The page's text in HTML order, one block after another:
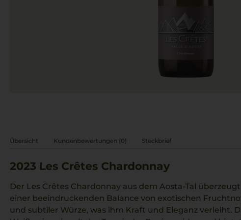
Übersicht Kundenbewertungen (0) Steckbrief
2023 Les Crêtes Chardonnay
Der Les Crêtes Chardonnay aus dem Aosta-Tal
einer beeindruckenden Balance von exotischen
und subtiler Würze, was ihm Kraft und Eleganz verleiht.